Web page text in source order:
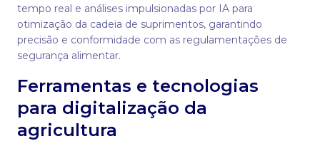
tempo real e análises impulsionadas por IA para
otimização da cadeia de suprimentos, garantindo
precisão e conformidade com as regulamentações de
segurança alimentar.
Ferramentas e tecnologias
para digitalização da
agricultura